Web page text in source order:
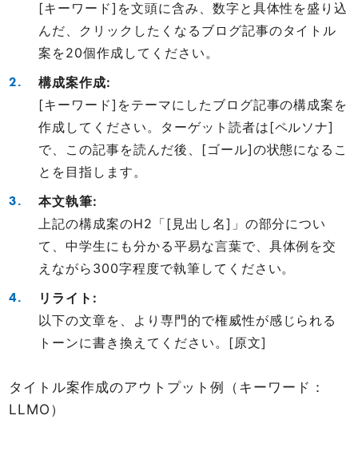
[キーワード]を文頭に含み、数字と具体性を盛り込
んだ、クリックしたくなるブログ記事のタイトル
案を20個作成してください。
構成案作成:
[キーワード]をテーマにしたブログ記事の構成案を
作成してください。ターゲット読者は[ペルソナ]
で、この記事を読んだ後、[ゴール]の状態になるこ
とを目指します。
本文執筆:
上記の構成案のH2「[見出し名]」の部分につい
て、中学生にも分かる平易な言葉で、具体例を交
えながら300字程度で執筆してください。
リライト:
以下の文章を、より専門的で権威性が感じられる
トーンに書き換えてください。[原文]
タイトル案作成のアウトプット例（キーワード：
LLMO）